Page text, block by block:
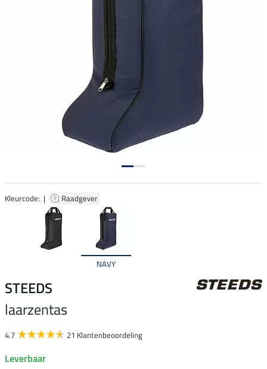
Kleurcode: | Raadgever
NAVY
STEEDS
laarzentas
4.7 21 Klantenbeoordeling
Leverbaar